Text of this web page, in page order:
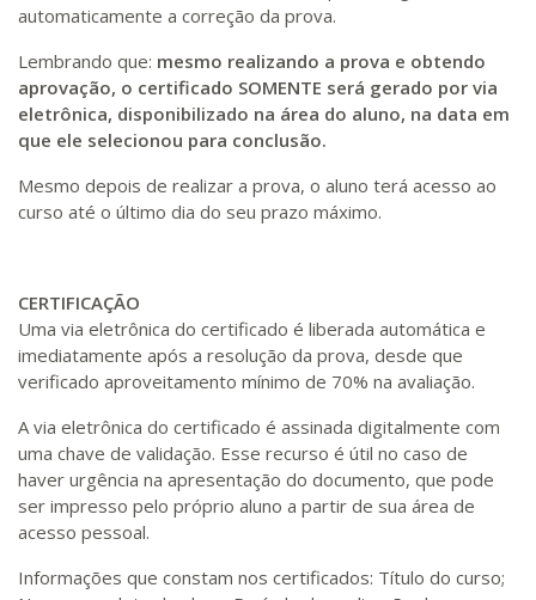
automaticamente a correção da prova.
Lembrando que: mesmo realizando a prova e obtendo
aprovação, o certificado SOMENTE será gerado por via
eletrônica, disponibilizado na área do aluno, na data em
que ele selecionou para conclusão.
Mesmo depois de realizar a prova, o aluno terá acesso ao
curso até o último dia do seu prazo máximo.
CERTIFICAÇÃO
Uma via eletrônica do certificado é liberada automática e
imediatamente após a resolução da prova, desde que
verificado aproveitamento mínimo de 70% na avaliação.
A via eletrônica do certificado é assinada digitalmente com
uma chave de validação. Esse recurso é útil no caso de
haver urgência na apresentação do documento, que pode
ser impresso pelo próprio aluno a partir de sua área de
acesso pessoal.
Informações que constam nos certificados: Título do curso;